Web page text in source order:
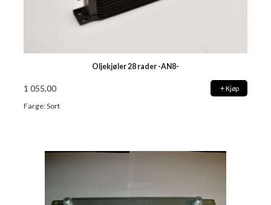
Oljekjøler 28 rader -AN8-
1 055,00 Kjøp
Farge: Sort